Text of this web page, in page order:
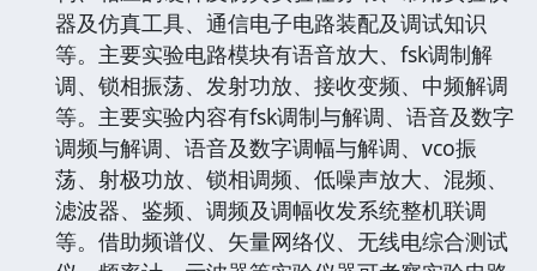
器及仿真工具、通信电子电路装配及调试知识
等。主要实验电路模块有语音放大、fsk调制解
调、锁相振荡、发射功放、接收变频、中频解调
等。主要实验内容有fsk调制与解调、语音及数字
调频与解调、语音及数字调幅与解调、vco振
荡、射极功放、锁相调频、低噪声放大、混频、
滤波器、鉴频、调频及调幅收发系统整机联调
等。借助频谱仪、矢量网络仪、无线电综合测试